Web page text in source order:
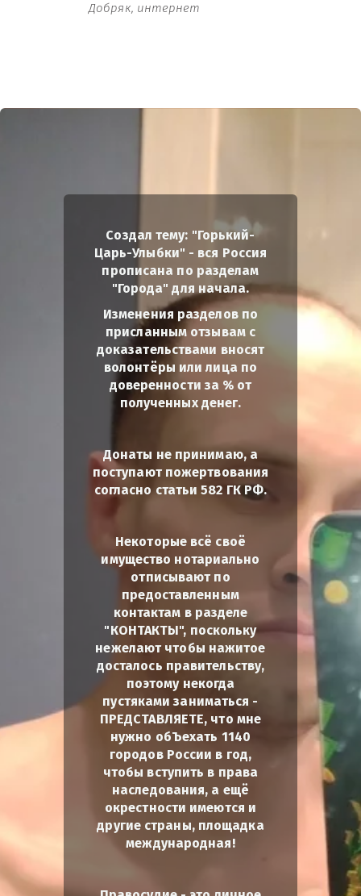
Добряк, интернет
Создал тему: "Горький-
Царь-Улыбки" - вся Россия
прописана по разделам
"Города" для начала.
Изменения разделов по
присланным отзывам с
доказательствами вносят
волонтёры или лица по
доверенности за % от
полученных денег.
Донаты не принимаю, а
поступают пожертвования
согласно статьи 582 ГК РФ.
Некоторые всё своё
имущество нотариально
отписывают по
предоставленным
контактам в разделе
"КОНТАКТЫ", поскольку
нежелают чтобы нажитое
досталось правительству,
поэтому некогда
пустяками заниматься -
ПРЕДСТАВЛЯЕТЕ, что мне
нужно обЪехать 1140
городов России в год,
чтобы вступить в права
наследования, а ещё
окрестности имеются и
другие страны, площадка
международная!